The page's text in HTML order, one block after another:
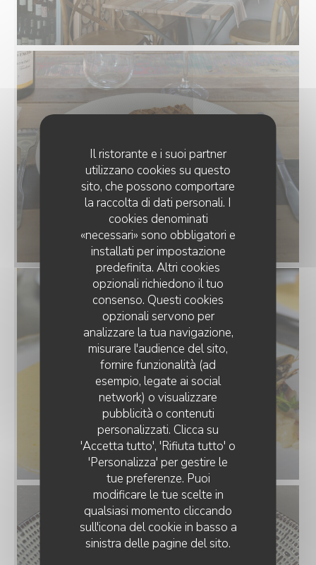
Il ristorante e i suoi partner
utilizzano cookies su questo
sito, che possono comportare
la raccolta di dati personali. I
cookies denominati
«necessari» sono obbligatori e
installati per impostazione
predefinita. Altri cookies
opzionali richiedono il tuo
consenso. Questi cookies
opzionali servono per
analizzare la tua navigazione,
misurare l'audience del sito,
fornire funzionalità (ad
esempio, legate ai social
network) o visualizzare
pubblicità o contenuti
personalizzati. Clicca su
'Accetta tutto', 'Rifiuta tutto' o
'Personalizza' per gestire le
tue preferenze. Puoi
modificare le tue scelte in
qualsiasi momento cliccando
sull'icona del cookie in basso a
sinistra delle pagine del sito.
RESTAURANT LE COMPTOIR DE L'ARBORETUM